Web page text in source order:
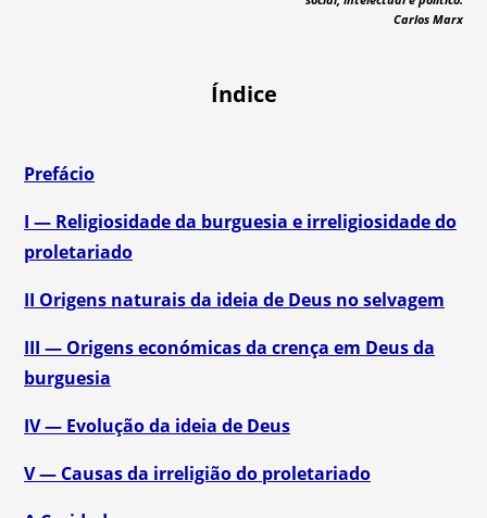
Carlos Marx
Índice
Prefácio
I — Religiosidade da burguesia e irreligiosidade do
proletariado
II Origens naturais da ideia de Deus no selvagem
III — Origens económicas da crença em Deus da
burguesia
IV — Evolução da ideia de Deus
V — Causas da irreligião do proletariado